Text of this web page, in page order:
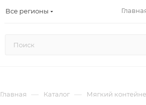
Все регионы
Главная — Каталог — Мягкий